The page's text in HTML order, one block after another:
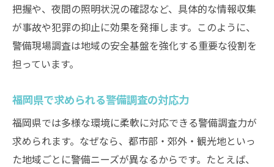
把握や、夜間の照明状況の確認など、具体的な情報収集
が事故や犯罪の抑止に効果を発揮します。このように、
警備現場調査は地域の安全基盤を強化する重要な役割を
担っています。
福岡県で求められる警備調査の対応力
福岡県では多様な環境に柔軟に対応できる警備調査力が
求められます。なぜなら、都市部・郊外・観光地といっ
た地域ごとに警備ニーズが異なるからです。たとえば、